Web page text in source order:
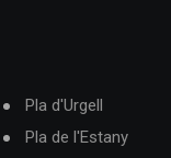
Pla d'Urgell
Pla de l'Estany